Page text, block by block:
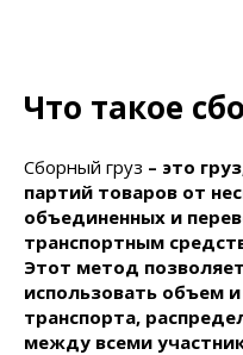
Что такое
Сборный груз – это
партий товаров от
объединенных и
транспортным
Этот метод
использовать объем
транспорта,
между всеми